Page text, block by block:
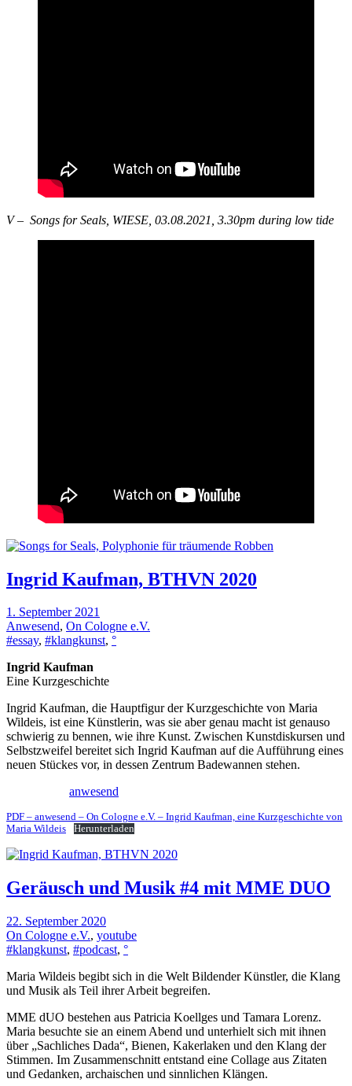
V – Songs for Seals, WIESE, 03.08.2021, 3.30pm during low tide
Ingrid Kaufman, BTHVN 2020
1. September 2021
Anwesend, On Cologne e.V.
#essay, #klangkunst, °
Ingrid Kaufman
Eine Kurzgeschichte
Ingrid Kaufman, die Hauptfigur der Kurzgeschichte von Maria
Wildeis, ist eine Künstlerin, was sie aber genau macht ist genauso
schwierig zu bennen, wie ihre Kunst. Zwischen Kunstdiskursen und
Selbstzweifel bereitet sich Ingrid Kaufman auf die Aufführung eines
neuen Stückes vor, in dessen Zentrum Badewannen stehen.
anwesend
PDF – anwesend – On Cologne e.V. – Ingrid Kaufman, eine Kurzgeschichte von
Maria Wildeis
Herunterladen
Geräusch und Musik #4 mit MME DUO
22. September 2020
On Cologne e.V., youtube
#klangkunst, #podcast, °
Maria Wildeis begibt sich in die Welt Bildender Künstler, die Klang
und Musik als Teil ihrer Arbeit begreifen.
MME dUO bestehen aus Patricia Koellges und Tamara Lorenz.
Maria besuchte sie an einem Abend und unterhielt sich mit ihnen
über „Sachliches Dada“, Bienen, Kakerlaken und den Klang der
Stimmen. Im Zusammenschnitt entstand eine Collage aus Zitaten
und Gedanken, archaischen und sinnlichen Klängen.